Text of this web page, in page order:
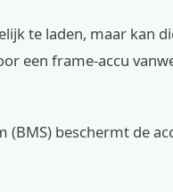
te laden, maar kan
een frame-accu
(BMS) beschermt de